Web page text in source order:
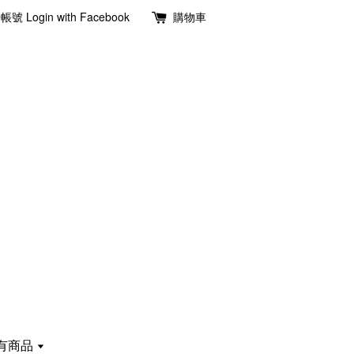
號 Login with Facebook 購物車
商品